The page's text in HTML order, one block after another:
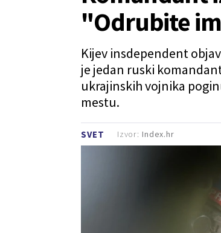
SVET
"Odrubite
Kijev insdependent
je jedan ruski
ukrajinskih vojnika
mestu.
Izvor: Index.hr